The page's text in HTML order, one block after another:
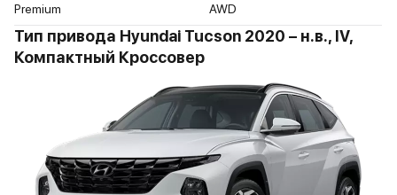
Premium AWD
Тип привода Hyundai Tucson 2020 – н.в., IV,
Компактный Кроссовер